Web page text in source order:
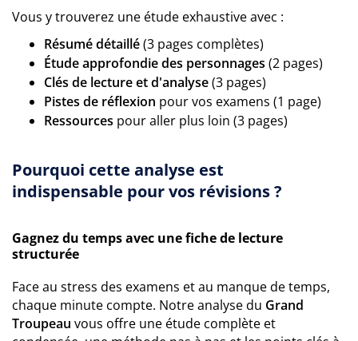
Vous y trouverez une étude exhaustive avec :
Résumé détaillé(3 pages complètes)
Étude approfondie des personnages (2 pages)
Clés de lecture et d'analyse(3 pages)
Pistes de réflexion pour vos examens (1 page)
Ressources pour aller plus loin (3 pages)
Pourquoi cette analyse est
indispensable pour vos révisions ?
Gagnez du temps avec une fiche de lecture
structurée
Face au stress des examens et au manque de temps,
chaque minute compte. Notre analyse du Grand
Troupeau vous offre une étude complète et